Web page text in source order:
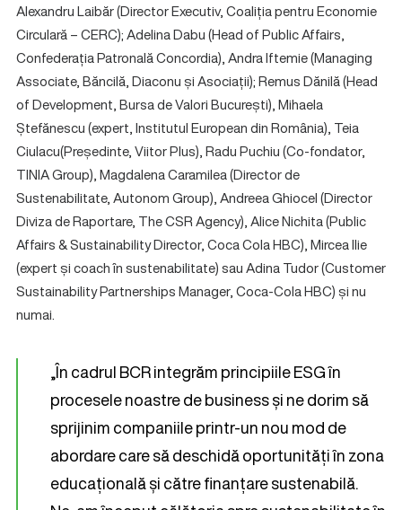
Alexandru Laibăr (Director Executiv, Coaliția pentru Economie
Circulară – CERC); Adelina Dabu (Head of Public Affairs,
Confederația Patronală Concordia), Andra Iftemie (Managing
Associate, Băncilă, Diaconu și Asociații); Remus Dănilă (Head
of Development, Bursa de Valori București), Mihaela
Ștefănescu (expert, Institutul European din România), Teia
Ciulacu(Președinte, Viitor Plus), Radu Puchiu (Co-fondator,
TINIA Group), Magdalena Caramilea (Director de
Sustenabilitate, Autonom Group), Andreea Ghiocel (Director
Diviza de Raportare, The CSR Agency), Alice Nichita (Public
Affairs & Sustainability Director, Coca Cola HBC), Mircea Ilie
(expert și coach în sustenabilitate) sau Adina Tudor (Customer
Sustainability Partnerships Manager, Coca-Cola HBC) și nu
numai.
„În cadrul BCR integrăm principiile ESG în
procesele noastre de business și ne dorim să
sprijinim companiile printr-un nou mod de
abordare care să deschidă oportunități în zona
educațională și către finanțare sustenabilă.